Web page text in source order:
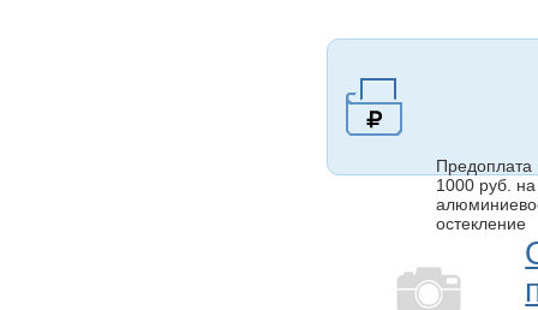
Предоплата
1000 руб. на
остекление